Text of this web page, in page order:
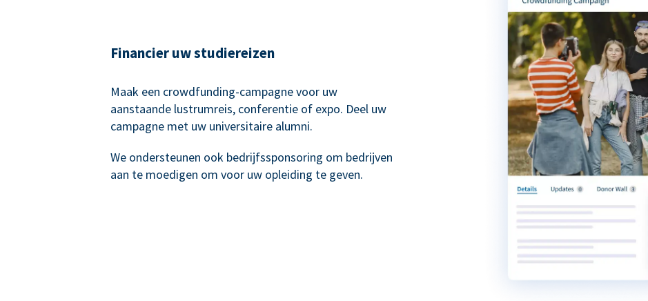
Financier uw studiereizen
Maak een crowdfunding-campagne voor uw
aanstaande lustrumreis, conferentie of expo. Deel uw
campagne met uw universitaire alumni.
We ondersteunen ook bedrijfssponsoring om bedrijven
aan te moedigen om voor uw opleiding te geven.